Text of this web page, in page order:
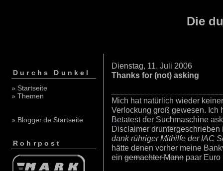
Die
Durchs Dunkel
» Startseite
» Themen
» Blogger.de Startseite
Rohrpost
Dienstag, 11. Juli 2006
Thanks for (not) asking
Mich hat natürlich wieder
Verlockung groß gewesen. Ich
Betatest der Suchmaschine
Disclaimer druntergeschrieben
dank rühriger Mithilfe der IAC
hätte denen vorher meine
ein gemachter Mann paar Euro